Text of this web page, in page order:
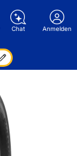
Chat Anmelden